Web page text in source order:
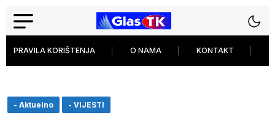
PRAVILA KORIŠTENJA O NAMA KONTAKT
- Aktuelno - VIJESTI